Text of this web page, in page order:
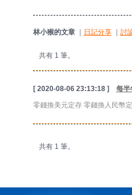
林小猴的文章 日記分享｜ 討
共有 1 筆。
[ 2020-08-06 23:13:18 ]
每半
零錢換美元定存 零錢換人民幣
共有 1 筆。